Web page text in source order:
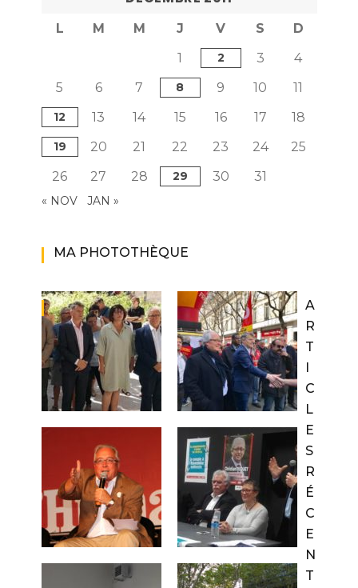
L M M J V S
D
1
2 3
4
5
6 7 8 9 10 11
12 13 14 15 16 17 18
19 20 21 22 23 24
25
26
27 28 29 30 31
« NOV JAN »
MA PHOTOTHÈQUE
A
R
T
I
C
L
E
S
R
É
C
E
N
T